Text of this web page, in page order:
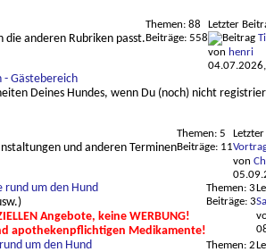
die anderen Rubriken passt.
Themen: 88
Beiträge: 558
Letzter
von henri
- Gästebereich
Deines Hundes, wenn Du (noch) nicht
und anderen Terminen
Themen: 5
Beiträge: 11
von
rund um den Hund
Angebote, keine WERBUNG!
apothekenpflichtigen Medikamente!
Themen: 3
Beiträge: 3
um den Hund
Themen: 2